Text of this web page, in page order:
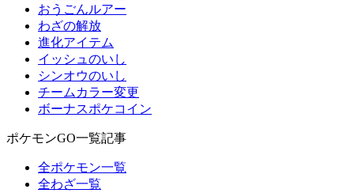
おうごんルアー
わざの解放
進化アイテム
イッシュのいし
シンオウのいし
チームカラー変更
ボーナスポケコイン
ポケモンGO一覧記事
全ポケモン一覧
全わざ一覧